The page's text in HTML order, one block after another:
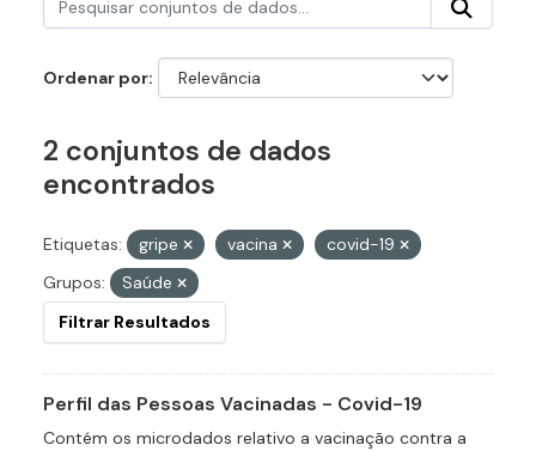
Ordenar por
2 conjuntos de dados
encontrados
Etiquetas: gripe vacina
covid-19
Grupos:
Saúde
Filtrar Resultados
Perfil das Pessoas Vacinadas - Covid-19
Contém os microdados relativo a vacinação contra a